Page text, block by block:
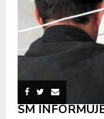
SM